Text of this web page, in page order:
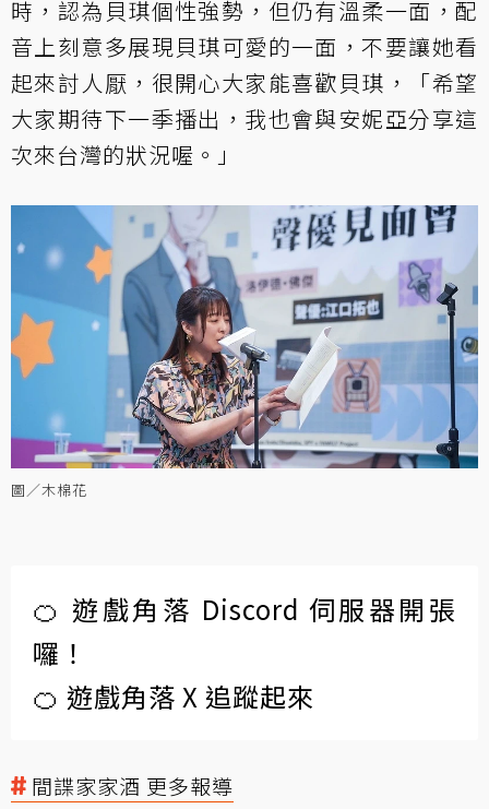
時，認為貝琪個性強勢，但仍有溫柔一面，配
音上刻意多展現貝琪可愛的一面，不要讓她看
起來討人厭，很開心大家能喜歡貝琪，「希望
大家期待下一季播出，我也會與安妮亞分享這
次來台灣的狀況喔。」
圖／木棉花
🍊 遊戲角落 Discord 伺服器開張
囉！
🍊 遊戲角落 X 追蹤起來
間諜家家酒 更多報導